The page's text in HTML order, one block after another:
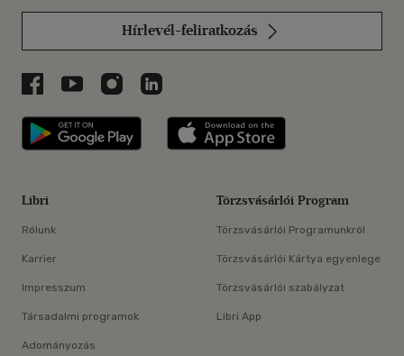
Hírlevél-feliratkozás
Libri a Facebookon
Libri a Youtube-on
Libri az Instagramon
Libri a LinkedInen
Libri applikáció Szerezd meg: Google
Libri
Rólunk
Karrier
Impresszum
Társadalmi programok
Adományozás
Törzsvásárlói Program
Törzsvásárlói Programunkról
Törzsvásárlói Kártya egyenlege
Törzsvásárlói szabályzat
Libri App